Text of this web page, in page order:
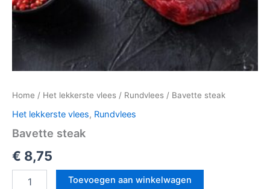
Home / Het lekkerste vlees / Rundvlees / Bavette steak
Het lekkerste vlees, Rundvlees
Bavette steak
€ 8,75
Toevoegen aan winkelwagen